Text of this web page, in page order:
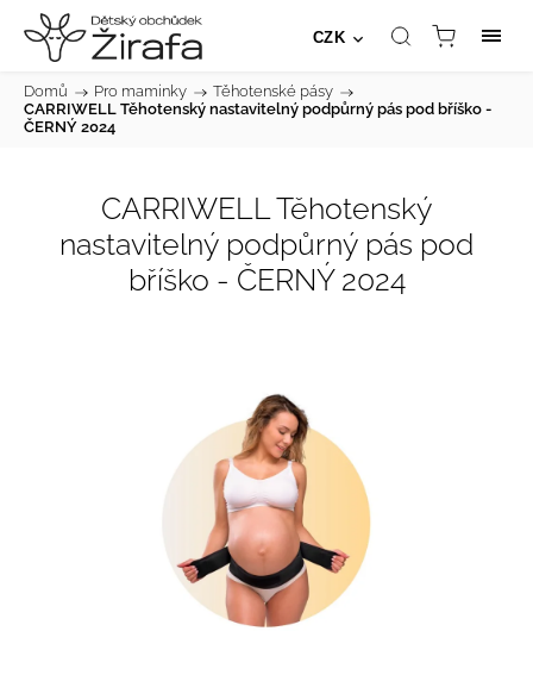
CZK
Domů / Pro maminky / Těhotenské pásy /
CARRIWELL Těhotenský nastavitelný podpůrný pás pod bříško -
ČERNÝ 2024
CARRIWELL Těhotenský
nastavitelný podpůrný pás pod
bříško - ČERNÝ 2024